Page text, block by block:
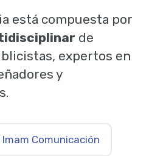
está compuesta por
de
expertos en
y
Imam Comunicación